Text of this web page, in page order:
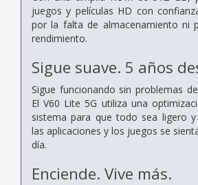
juegos y películas HD con
por la falta de almacenamiento ni
rendimiento.
Sigue suave. 5 años
Sigue funcionando sin problemas
El V60 Lite 5G utiliza una
sistema para que todo sea ligero
las aplicaciones y los juegos se
día.
Enciende. Vive más.